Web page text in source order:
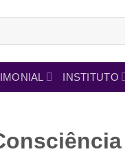
INSTITUTO